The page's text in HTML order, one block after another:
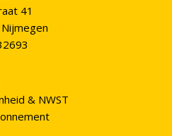
41
& NWST